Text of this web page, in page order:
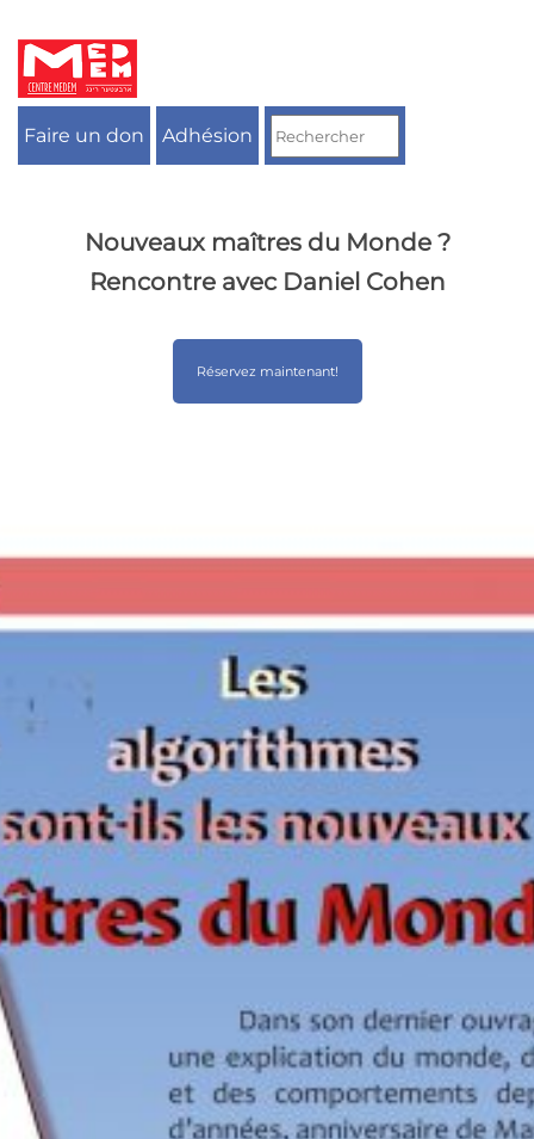
contenu
Faire un don Adhésion
Nouveaux maîtres du Monde ?
Rencontre avec Daniel Cohen
Réservez maintenant!